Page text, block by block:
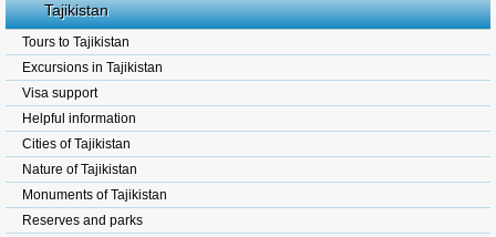
Tajikistan
Tours to Tajikistan
Excursions in Tajikistan
Visa support
Helpful information
Cities of Tajikistan
Nature of Tajikistan
Monuments of Tajikistan
Reserves and parks